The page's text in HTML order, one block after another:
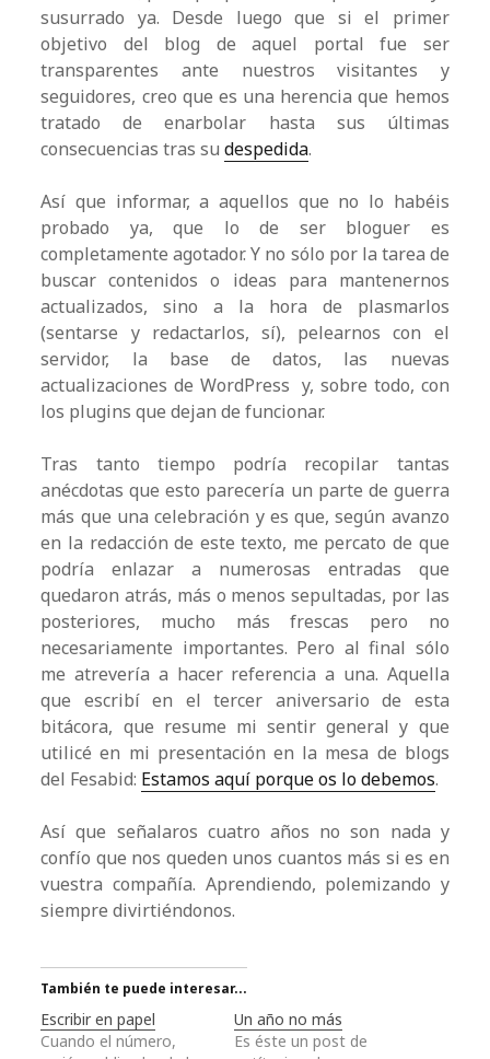
susurrado ya. Desde luego que si el primer
objetivo del blog de aquel portal fue ser
transparentes ante nuestros visitantes y
seguidores, creo que es una herencia que hemos
tratado de enarbolar hasta sus últimas
consecuencias tras sudespedida.
Así que informar, a aquellos que no lo habéis
probado ya, que lo de ser bloguer es
completamente agotador. Y no sólo por la tarea de
buscar contenidos o ideas para mantenernos
actualizados, sino a la hora de plasmarlos
(sentarse y redactarlos, sí), pelearnos con el
servidor, la base de datos, las nuevas
actualizaciones de WordPress y, sobre todo, con
los plugins que dejan de funcionar.
Tras tanto tiempo podría recopilar tantas
anécdotas que esto parecería un parte de guerra
más que una celebración y es que, según avanzo
en la redacción de este texto, me percato de que
podría enlazar a numerosas entradas que
quedaron atrás, más o menos sepultadas, por las
posteriores, mucho más frescas pero no
necesariamente importantes. Pero al final sólo
me atrevería a hacer referencia a una. Aquella
que escribí en el tercer aniversario de esta
bitácora, que resume mi sentir general y que
utilicé en mi presentación en la mesa de blogs
del Fesabid: Estamos aquí porque os lo debemos.
Así que señalaros cuatro años no son nada y
confío que nos queden unos cuantos más si es en
vuestra compañía. Aprendiendo, polemizando y
siempre divirtiéndonos.
También te puede interesar...
Escribir en papel
Cuando el número,
Un año no más
Es éste un post de